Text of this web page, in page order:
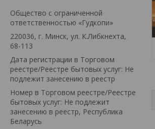
Общество с ограниченной
ответственностью «Гудкопи»
220036, г. Минск, ул. К.Либкнехта,
68-113
Дата регистрации в Торговом
реестре/Реестре бытовых услуг: Не
подлежит занесению в реестр
Номер в Торговом реестре/Реестре
бытовых услуг: Не подлежит
занесению в реестр, Республика
Беларусь